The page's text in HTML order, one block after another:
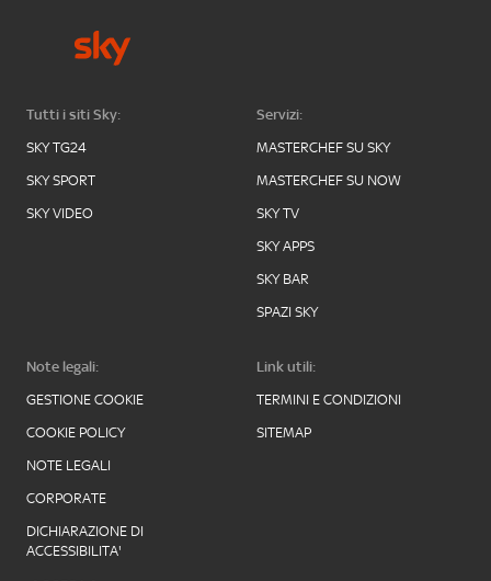
Tutti i siti Sky:
SKY TG24
SKY SPORT
SKY VIDEO
Servizi:
MASTERCHEF SU SKY
MASTERCHEF SU NOW
SKY TV
SKY APPS
SKY BAR
SPAZI SKY
Note legali:
GESTIONE COOKIE
COOKIE POLICY
NOTE LEGALI
CORPORATE
DICHIARAZIONE DI
ACCESSIBILITA'
Link utili:
TERMINI E CONDIZIONI
SITEMAP